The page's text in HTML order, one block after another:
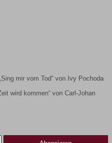
mir vom Tod“ von Ivy Pochoda
wird kommen“ von Carl-Johan